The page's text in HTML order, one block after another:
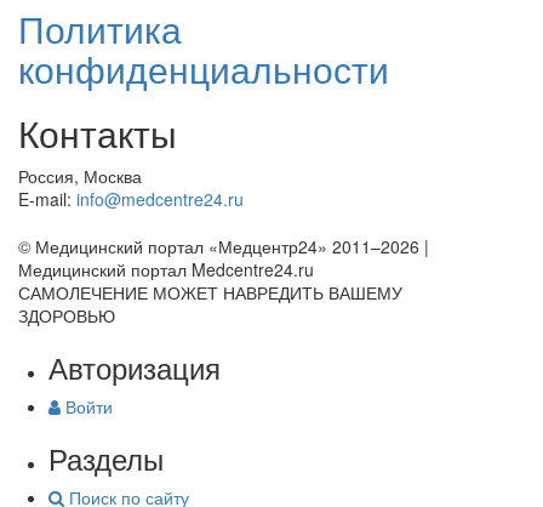
Политика
конфиденциальности
Контакты
Россия, Москва
E-mail: info@medcentre24.ru
© Медицинский портал «Медцентр24» 2011–2026 |
Медицинский портал Medcentre24.ru
САМОЛЕЧЕНИЕ МОЖЕТ НАВРЕДИТЬ ВАШЕМУ
ЗДОРОВЬЮ
Авторизация
Войти
Разделы
Поиск по сайту